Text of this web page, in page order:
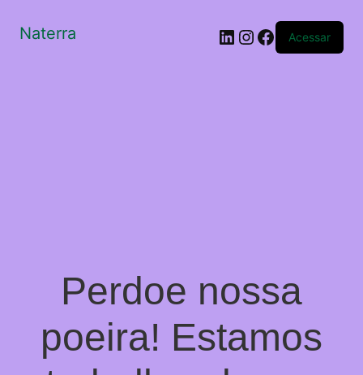
Naterra LinkedIn
Instagram
Facebook
Acessar
Perdoe nossa
poeira! Estamos